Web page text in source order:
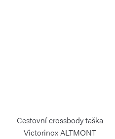
Cestovní crossbody taška
Victorinox ALTMONT